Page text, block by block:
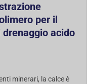
per il
acido
minerari, la calce è